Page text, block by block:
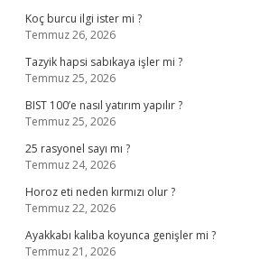
Koç burcu ilgi ister mi ?
Temmuz 26, 2026
Tazyik hapsi sabıkaya işler mi ?
Temmuz 25, 2026
BIST 100’e nasıl yatırım yapılır ?
Temmuz 25, 2026
25 rasyonel sayı mı ?
Temmuz 24, 2026
Horoz eti neden kırmızı olur ?
Temmuz 22, 2026
Ayakkabı kalıba koyunca genişler mi ?
Temmuz 21, 2026